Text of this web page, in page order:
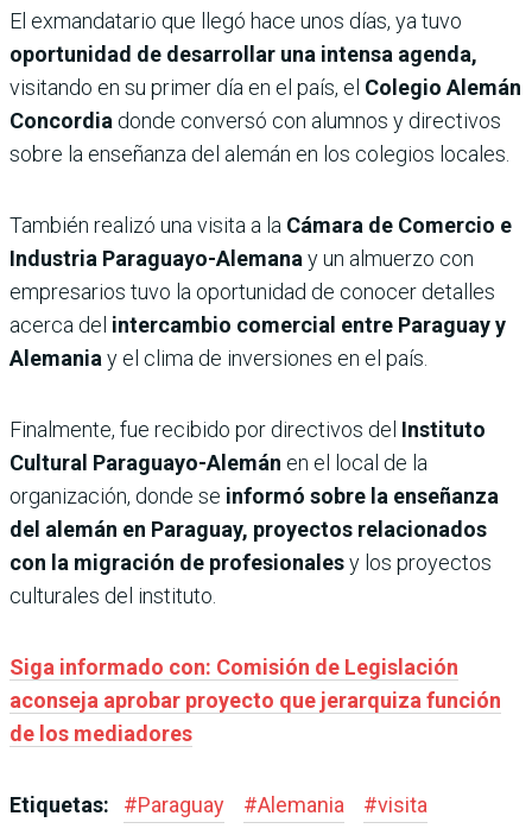
El exmandatario que llegó hace unos días, ya tuvo
oportunidad de desarrollar una intensa agenda,
visitando en su primer día en el país, el Colegio Alemán
Concordia donde conversó con alumnos y directivos
sobre la enseñanza del alemán en los colegios locales.
También realizó una visita a la Cámara de Comercio e
Industria Paraguayo-Alemanay un almuerzo con
empresarios tuvo la oportunidad de conocer detalles
acerca del intercambio comercial entre Paraguay y
Alemaniay el clima de inversiones en el país.
Finalmente, fue recibido por directivos del Instituto
Cultural Paraguayo-Alemán en el local de la
organización, donde se informó sobre la enseñanza
del alemán en Paraguay, proyectos relacionados
con la migración de profesionalesy los proyectos
culturales del instituto.
Siga informado con: Comisión de Legislación
aconseja aprobar proyecto que jerarquiza función
de los mediadores
Etiquetas: #Paraguay #Alemania #visita